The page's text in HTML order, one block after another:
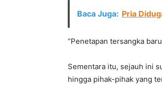
Baca Juga: Pria
“Penetapan tersangka
Sementara itu, sejauh ini
hingga pihak-pihak yang